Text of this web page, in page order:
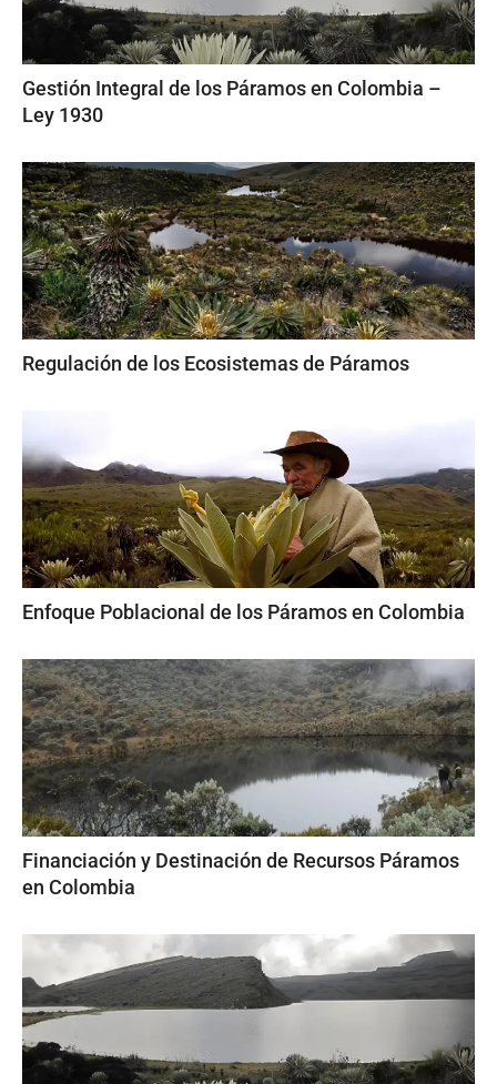
Gestión Integral de los Páramos en Colombia –
Ley 1930
Regulación de los Ecosistemas de Páramos
Enfoque Poblacional de los Páramos en Colombia
Financiación y Destinación de Recursos Páramos
en Colombia